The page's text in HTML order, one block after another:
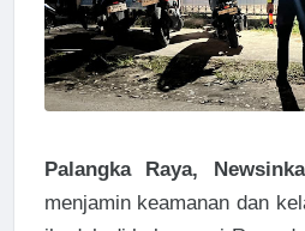
Palangka Raya,
menjamin keamanan dan